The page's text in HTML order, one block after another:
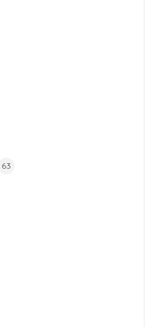
63